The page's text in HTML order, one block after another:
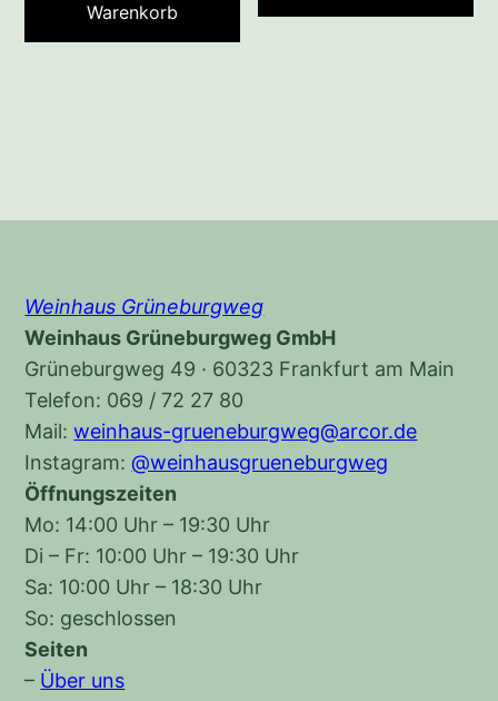
Warenkorb
Weinhaus Grüneburgweg
Weinhaus Grüneburgweg GmbH
Grüneburgweg 49 · 60323 Frankfurt am Main
Telefon: 069 / 72 27 80
Mail:weinhaus-grueneburgweg@arcor.de
Instagram:@weinhausgrueneburgweg
Öffnungszeiten
Mo: 14:00 Uhr – 19:30 Uhr
Di – Fr: 10:00 Uhr – 19:30 Uhr
Sa: 10:00 Uhr – 18:30 Uhr
So: geschlossen
Seiten
– Über uns